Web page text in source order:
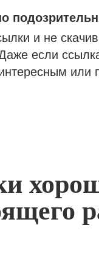
и не
если
или